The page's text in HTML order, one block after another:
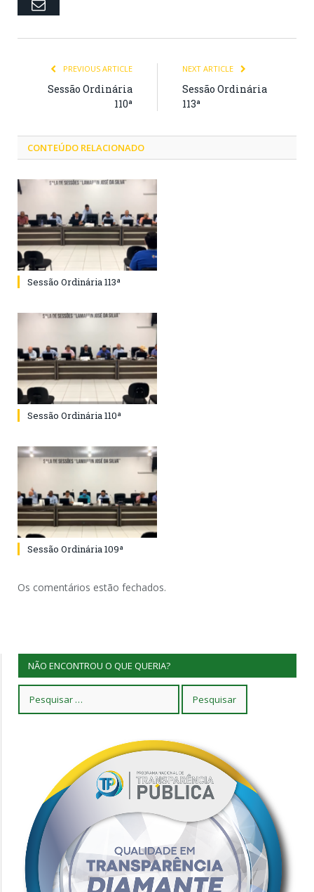
Email
PREVIOUS ARTICLE
Sessão Ordinária
110ª
NEXT ARTICLE
Sessão Ordinária
113ª
CONTEÚDO RELACIONADO
Sessão Ordinária 113ª
Sessão Ordinária 110ª
Sessão Ordinária 109ª
Os comentários estão fechados.
NÃO ENCONTROU O QUE QUERIA?